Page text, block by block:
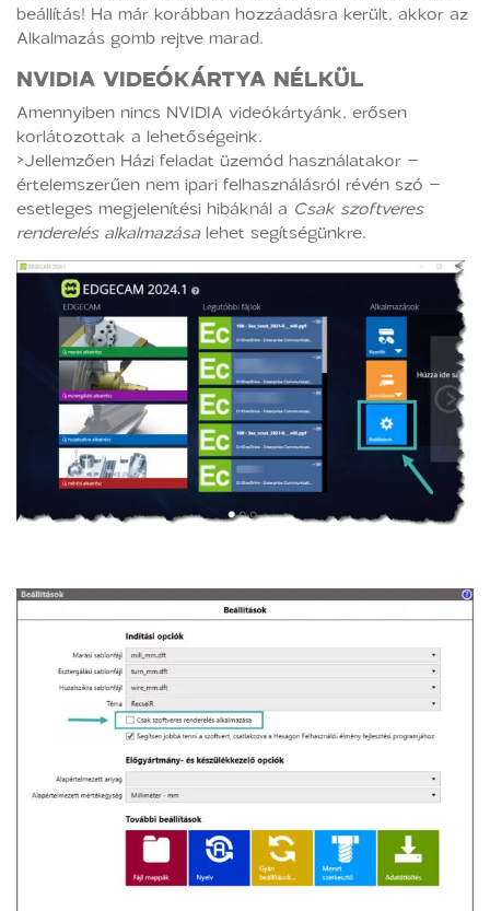
beállítás! Ha már korábban hozzáadásra került, akkor az
Alkalmazás gomb rejtve marad.
NVIDIA VIDEÓKÁRTYA NÉLKÜL
Amennyiben nincs NVIDIA videókártyánk, erősen
korlátozottak a lehetőségeink.
>Jellemzően Házi feladat üzemód használatakor –
értelemszerűen nem ipari felhasználásról révén szó –
esetleges megjelenítési hibáknál a Csak szoftveres
renderelés alkalmazása lehet segítségünkre.